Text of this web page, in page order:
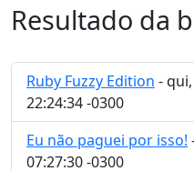
Resultado da
Ruby Fuzzy Edition -
22:24:34 -0300
Eu não paguei por isso!
07:27:30 -0300